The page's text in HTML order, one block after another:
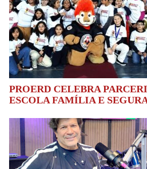
PROERD CELEBRA
ESCOLA FAMÍLIA E